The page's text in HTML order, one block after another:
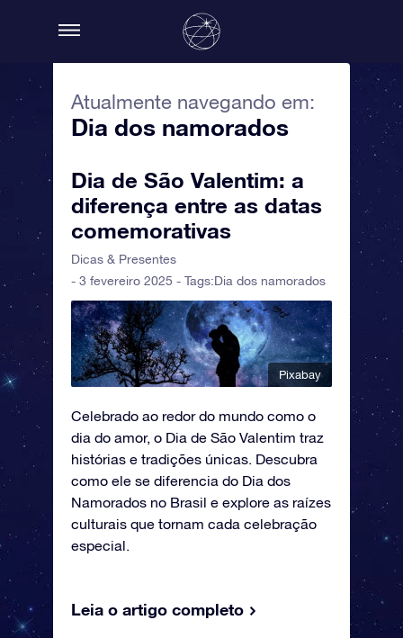
Atualmente navegando em:
Dia dos namorados
Dia de São Valentim: a
diferença entre as datas
comemorativas
Dicas & Presentes
- 3 fevereiro 2025 - Tags:Dia dos namorados
Pixabay
Celebrado ao redor do mundo como o
dia do amor, o Dia de São Valentim traz
histórias e tradições únicas. Descubra
como ele se diferencia do Dia dos
Namorados no Brasil e explore as raízes
culturais que tornam cada celebração
especial.
Leia o artigo completo